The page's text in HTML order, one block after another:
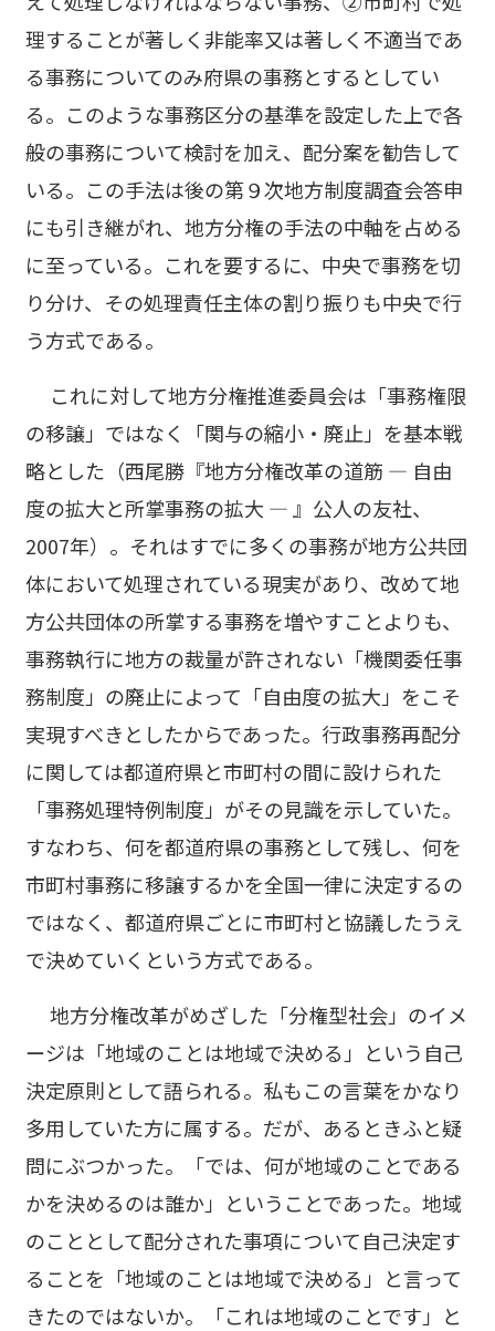
理することが著しく非能率又は著しく不適当であ
る事務についてのみ府県の事務とするとしてい
る。このような事務区分の基準を設定した上で各
般の事務について検討を加え、配分案を勧告して
いる。この手法は後の第９次地方制度調査会答申
にも引き継がれ、地方分権の手法の中軸を占める
に至っている。これを要するに、中央で事務を切
り分け、その処理責任主体の割り振りも中央で行
う方式である。
これに対して地方分権推進委員会は「事務権限
の移譲」ではなく「関与の縮小・廃止」を基本戦
略とした（西尾勝『地方分権改革の道筋 ― 自由
度の拡大と所掌事務の拡大 ― 』公人の友社、
2007年）。それはすでに多くの事務が地方公共団
体において処理されている現実があり、改めて地
方公共団体の所掌する事務を増やすことよりも、
事務執行に地方の裁量が許されない「機関委任事
務制度」の廃止によって「自由度の拡大」をこそ
実現すべきとしたからであった。行政事務再配分
に関しては都道府県と市町村の間に設けられた
「事務処理特例制度」がその見識を示していた。
すなわち、何を都道府県の事務として残し、何を
市町村事務に移譲するかを全国一律に決定するの
ではなく、都道府県ごとに市町村と協議したうえ
で決めていくという方式である。
地方分権改革がめざした「分権型社会」のイメ
ージは「地域のことは地域で決める」という自己
決定原則として語られる。私もこの言葉をかなり
多用していた方に属する。だが、あるときふと疑
問にぶつかった。「では、何が地域のことである
かを決めるのは誰か」ということであった。地域
のこととして配分された事項について自己決定す
ることを「地域のことは地域で決める」と言って
きたのではないか。「これは地域のことです」と